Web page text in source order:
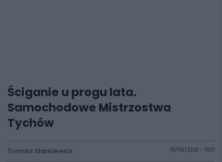
Ściganie u progu lata.
Samochodowe Mistrzostwa
Tychów
Tomasz Stankiewicz 10/06/2021 - 10:17